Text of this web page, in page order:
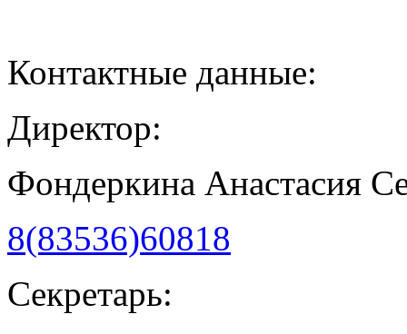
Контактные данные:
Директор:
Фондеркина Анастасия
8(83536)60818
Секретарь: